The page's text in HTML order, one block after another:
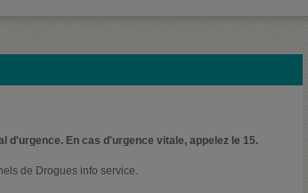
En cas d'urgence vitale, appelez le 15.
de Drogues info service.